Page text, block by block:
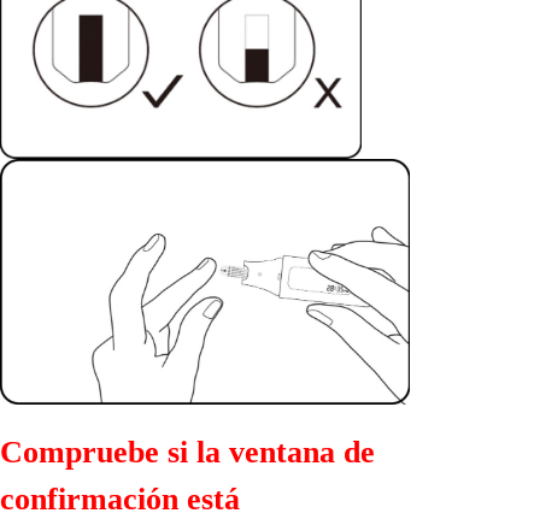
Compruebe si la ventana de
confirmación está